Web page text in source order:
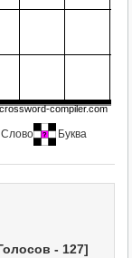
Слово Буква
crossword-compiler.com
- 127]